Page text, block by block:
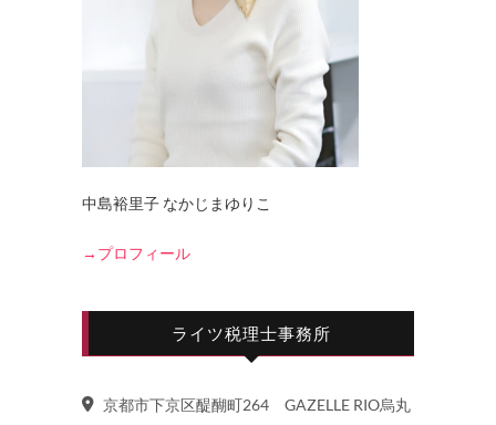
中島裕里子 なかじまゆりこ
→プロフィール
ライツ税理士事務所
京都市下京区醍醐町264 GAZELLE RIO烏丸